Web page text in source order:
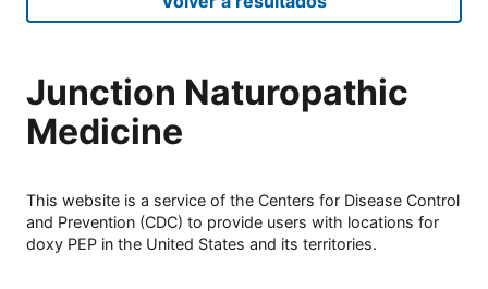
Junction Naturopathic
Medicine
This website is a service of the Centers for Disease Control
and Prevention (CDC) to provide users with locations for
doxy PEP in the United States and its territories.